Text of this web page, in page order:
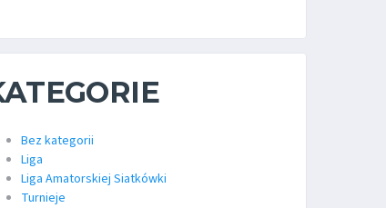
Bez kategorii
Liga
Liga Amatorskiej Siatkówki
Turnieje